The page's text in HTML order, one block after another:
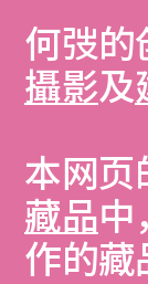
何弢的
攝影及
本网页
藏品中
作的藏